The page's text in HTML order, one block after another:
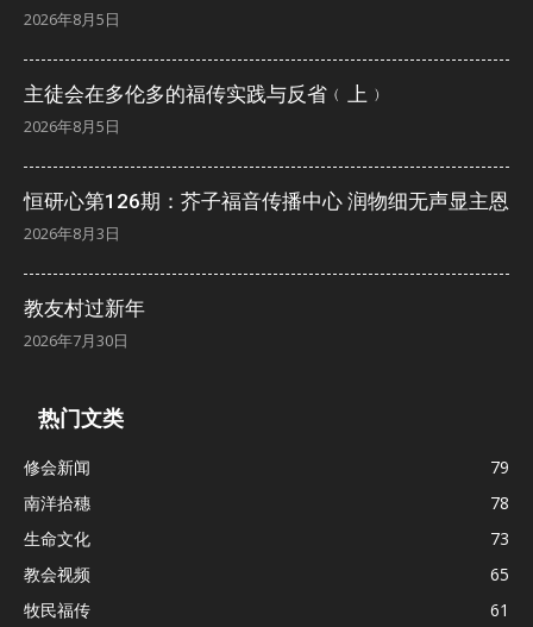
2026年8月5日
主徒会在多伦多的福传实践与反省﹙上﹚
2026年8月5日
恒研心第126期：芥子福音传播中心 润物细无声显主恩
2026年8月3日
教友村过新年
2026年7月30日
热门文类
修会新闻
79
南洋拾穗
78
生命文化
73
教会视频
65
牧民福传
61